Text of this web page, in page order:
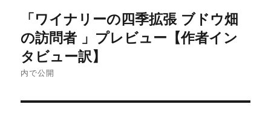
稿
ナ
ビ
ゲ
「ワイナリーの四季拡張 ブドウ畑
の訪問者 」プレビュー【作者イン
タビュー訳】
内で公開